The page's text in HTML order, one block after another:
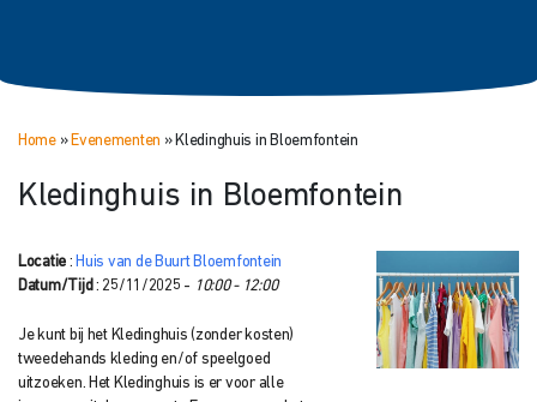
Home» Evenementen » Kledinghuis in Bloemfontein
Kledinghuis in Bloemfontein
Locatie : Huis van de Buurt Bloemfontein
Datum/Tijd : 25/11/2025 - 10:00 - 12:00
Je kunt bij het Kledinghuis (zonder kosten)
tweedehands kleding en/of speelgoed
uitzoeken. Het Kledinghuis is er voor alle